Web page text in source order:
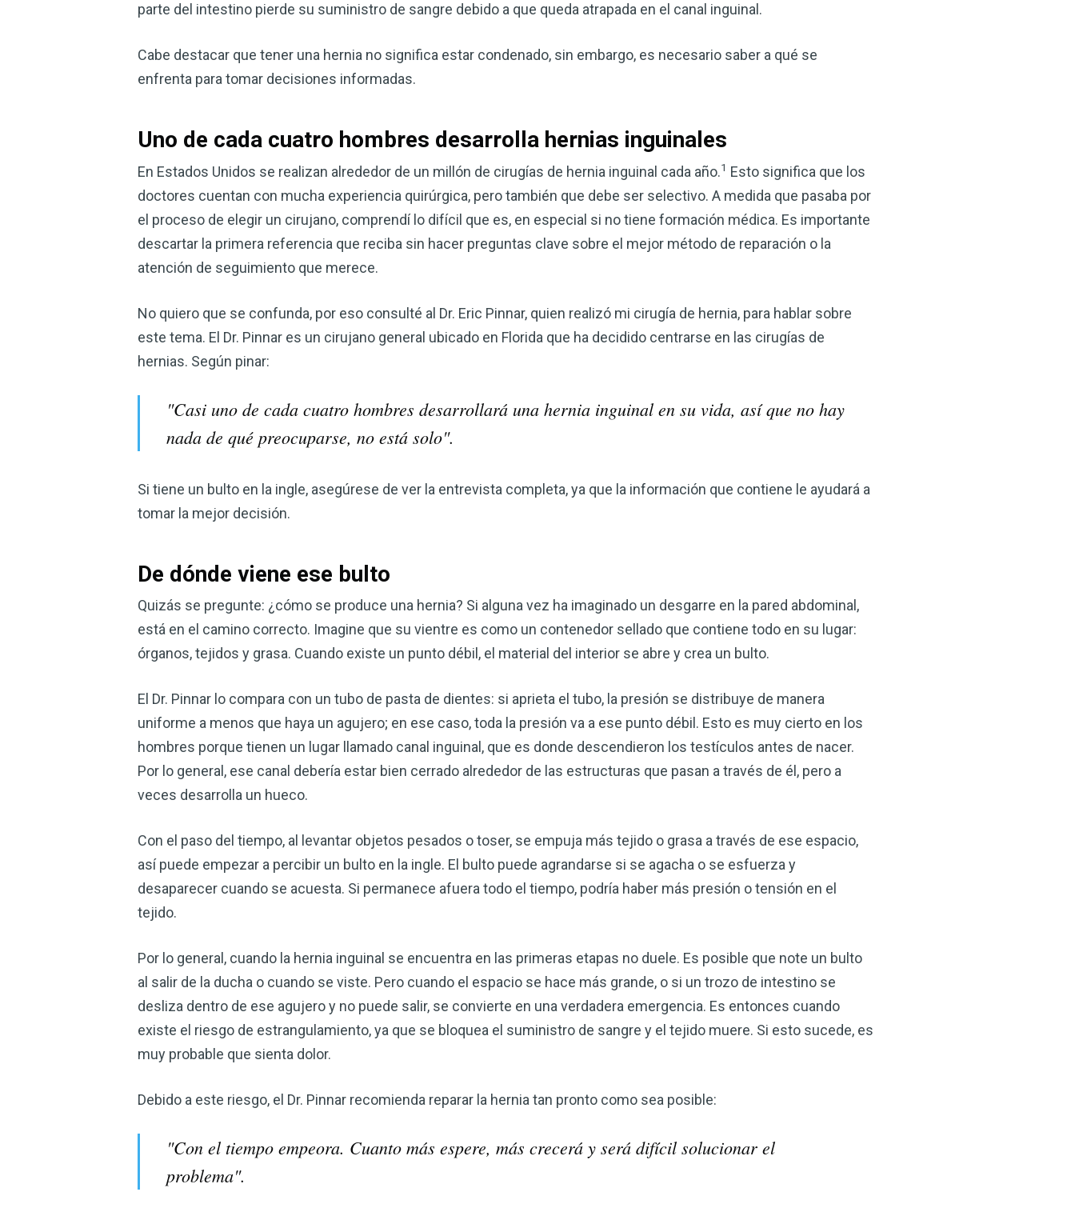
parte del intestino pierde su suministro de sangre debido a que queda atrapada en el canal inguinal.
Cabe destacar que tener una hernia no significa estar condenado, sin embargo, es necesario saber a qué se
enfrenta para tomar decisiones informadas.
Uno de cada cuatro hombres desarrolla hernias inguinales
En Estados Unidos se realizan alrededor de un millón de cirugías de hernia inguinal cada año.1 Esto significa que los
doctores cuentan con mucha experiencia quirúrgica, pero también que debe ser selectivo. A medida que pasaba por
el proceso de elegir un cirujano, comprendí lo difícil que es, en especial si no tiene formación médica. Es importante
descartar la primera referencia que reciba sin hacer preguntas clave sobre el mejor método de reparación o la
atención de seguimiento que merece.
No quiero que se confunda, por eso consulté al Dr. Eric Pinnar, quien realizó mi cirugía de hernia, para hablar sobre
este tema. El Dr. Pinnar es un cirujano general ubicado en Florida que ha decidido centrarse en las cirugías de
hernias. Según pinar:
"Casi uno de cada cuatro hombres desarrollará una hernia inguinal en su vida, así que no hay
nada de qué preocuparse, no está solo".
Si tiene un bulto en la ingle, asegúrese de ver la entrevista completa, ya que la información que contiene le ayudará a
tomar la mejor decisión.
De dónde viene ese bulto
Quizás se pregunte: ¿cómo se produce una hernia? Si alguna vez ha imaginado un desgarre en la pared abdominal,
está en el camino correcto. Imagine que su vientre es como un contenedor sellado que contiene todo en su lugar:
órganos, tejidos y grasa. Cuando existe un punto débil, el material del interior se abre y crea un bulto.
El Dr. Pinnar lo compara con un tubo de pasta de dientes: si aprieta el tubo, la presión se distribuye de manera
uniforme a menos que haya un agujero; en ese caso, toda la presión va a ese punto débil. Esto es muy cierto en los
hombres porque tienen un lugar llamado canal inguinal, que es donde descendieron los testículos antes de nacer.
Por lo general, ese canal debería estar bien cerrado alrededor de las estructuras que pasan a través de él, pero a
veces desarrolla un hueco.
Con el paso del tiempo, al levantar objetos pesados o toser, se empuja más tejido o grasa a través de ese espacio,
así puede empezar a percibir un bulto en la ingle. El bulto puede agrandarse si se agacha o se esfuerza y
desaparecer cuando se acuesta. Si permanece afuera todo el tiempo, podría haber más presión o tensión en el
tejido.
Por lo general, cuando la hernia inguinal se encuentra en las primeras etapas no duele. Es posible que note un bulto
al salir de la ducha o cuando se viste. Pero cuando el espacio se hace más grande, o si un trozo de intestino se
desliza dentro de ese agujero y no puede salir, se convierte en una verdadera emergencia. Es entonces cuando
existe el riesgo de estrangulamiento, ya que se bloquea el suministro de sangre y el tejido muere. Si esto sucede, es
muy probable que sienta dolor.
Debido a este riesgo, el Dr. Pinnar recomienda reparar la hernia tan pronto como sea posible:
"Con el tiempo empeora. Cuanto más espere, más crecerá y será difícil solucionar el
problema".
Mejore su salud de forma natural con el
mi guía ahora
quiera mejorar su digestión, reforzar la salud de su
corazón o controlar su peso, el VSM es un gran
complemento para su rutina de salud.
¡Descubra todo lo que el VSM puede hacer por su salud!
DESCÁRGUELA AHORA